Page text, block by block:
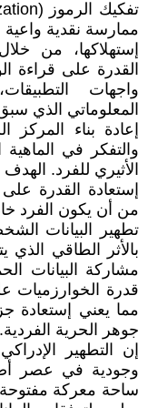
ممارسة نقدية واعية
إستهلاكها، من
القدرة على قراءة
واجهات
المعلوماتي الذي
إعادة بناء المركز
والتفكر في
الأثيري للفرد.
إستعادة القدرة
من أن يكون الفرد
تطهير البيانات
بالأثر الطاقي
مشاركة البيانات
قدرة الخوارزميات
مما يعني
جوهر الحرية الفردية.
إن التطهير
وجودية في عصر
ساحة معركة